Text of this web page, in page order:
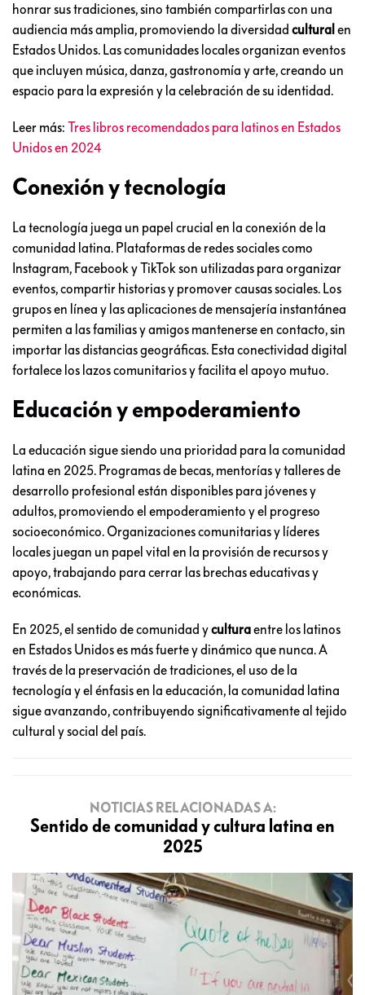
honrar sus tradiciones, sino también compartirlas con una
audiencia más amplia, promoviendo la diversidad cultural en
Estados Unidos. Las comunidades locales organizan eventos
que incluyen música, danza, gastronomía y arte, creando un
espacio para la expresión y la celebración de su identidad.
Leer más: Tres libros recomendados para latinos en Estados
Unidos en 2024
Conexión y tecnología
La tecnología juega un papel crucial en la conexión de la
comunidad latina. Plataformas de redes sociales como
Instagram, Facebook y TikTok son utilizadas para organizar
eventos, compartir historias y promover causas sociales. Los
grupos en línea y las aplicaciones de mensajería instantánea
permiten a las familias y amigos mantenerse en contacto, sin
importar las distancias geográficas. Esta conectividad digital
fortalece los lazos comunitarios y facilita el apoyo mutuo.
Educación y empoderamiento
La educación sigue siendo una prioridad para la comunidad
latina en 2025. Programas de becas, mentorías y talleres de
desarrollo profesional están disponibles para jóvenes y
adultos, promoviendo el empoderamiento y el progreso
socioeconómico. Organizaciones comunitarias y líderes
locales juegan un papel vital en la provisión de recursos y
apoyo, trabajando para cerrar las brechas educativas y
económicas.
En 2025, el sentido de comunidad yculturaentre los latinos
en Estados Unidos es más fuerte y dinámico que nunca. A
través de la preservación de tradiciones, el uso de la
tecnología y el énfasis en la educación, la comunidad latina
sigue avanzando, contribuyendo significativamente al tejido
cultural y social del país.
NOTICIAS RELACIONADAS A:
Sentido de comunidad y cultura latina en
2025